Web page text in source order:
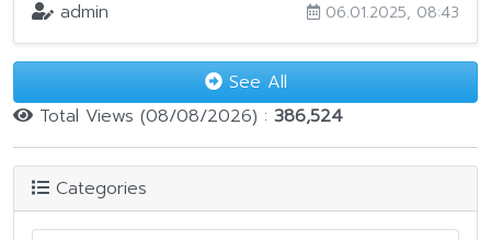
admin 06.01.2025, 08:43
See All
Total Views (08/08/2026) : 386,524
Categories